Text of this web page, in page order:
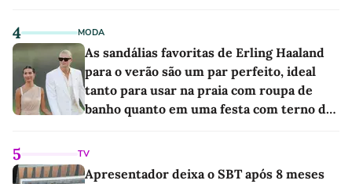
4 MODA
As sandálias favoritas de Erling Haaland
para o verão são um par perfeito, ideal
tanto para usar na praia com roupa de
banho quanto em uma festa com terno de
5 TV
Apresentador deixa o SBT após 8 meses